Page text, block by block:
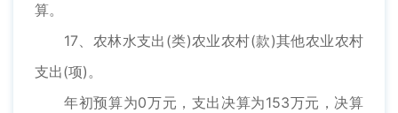
算。
17、农林水支出(类)农业农村(款)其他农业农村
支出(项)。
年初预算为0万元，支出决算为153万元，决算